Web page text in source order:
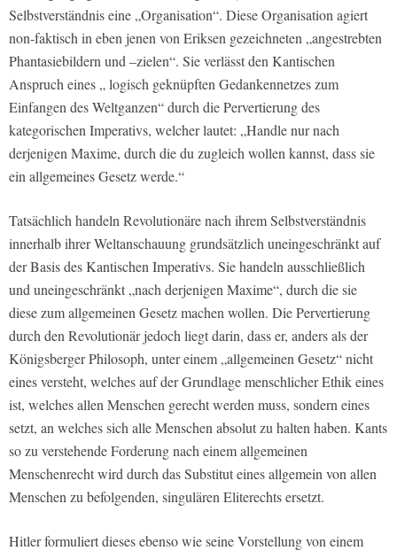
Selbstverständnis eine „Organisation“. Diese Organisation agiert
non-faktisch in eben jenen von Eriksen gezeichneten „angestrebten
Phantasiebildern und –zielen“. Sie verlässt den Kantischen
Anspruch eines „ logisch geknüpften Gedankennetzes zum
Einfangen des Weltganzen“ durch die Pervertierung des
kategorischen Imperativs, welcher lautet: „Handle nur nach
derjenigen Maxime, durch die du zugleich wollen kannst, dass sie
ein allgemeines Gesetz werde.“
Tatsächlich handeln Revolutionäre nach ihrem Selbstverständnis
innerhalb ihrer Weltanschauung grundsätzlich uneingeschränkt auf
der Basis des Kantischen Imperativs. Sie handeln ausschließlich
und uneingeschränkt „nach derjenigen Maxime“, durch die sie
diese zum allgemeinen Gesetz machen wollen. Die Pervertierung
durch den Revolutionär jedoch liegt darin, dass er, anders als der
Königsberger Philosoph, unter einem „allgemeinen Gesetz“ nicht
eines versteht, welches auf der Grundlage menschlicher Ethik eines
ist, welches allen Menschen gerecht werden muss, sondern eines
setzt, an welches sich alle Menschen absolut zu halten haben. Kants
so zu verstehende Forderung nach einem allgemeinen
Menschenrecht wird durch das Substitut eines allgemein von allen
Menschen zu befolgenden, singulären Eliterechts ersetzt.
Hitler formuliert dieses ebenso wie seine Vorstellung von einem